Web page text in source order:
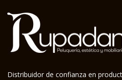
Distribuidor de confianza en